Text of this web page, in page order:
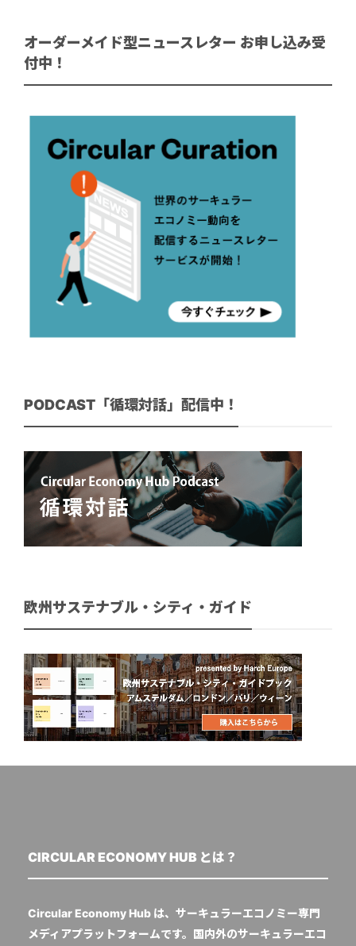
オーダーメイド型ニュースレター お申し込み受
付中！
PODCAST「循環対話」配信中！
欧州サステナブル・シティ・ガイド
CIRCULAR ECONOMY HUB とは？
Circular Economy Hub は、サーキュラーエコノミー専門
メディアプラットフォームです。国内外のサーキュラーエコ